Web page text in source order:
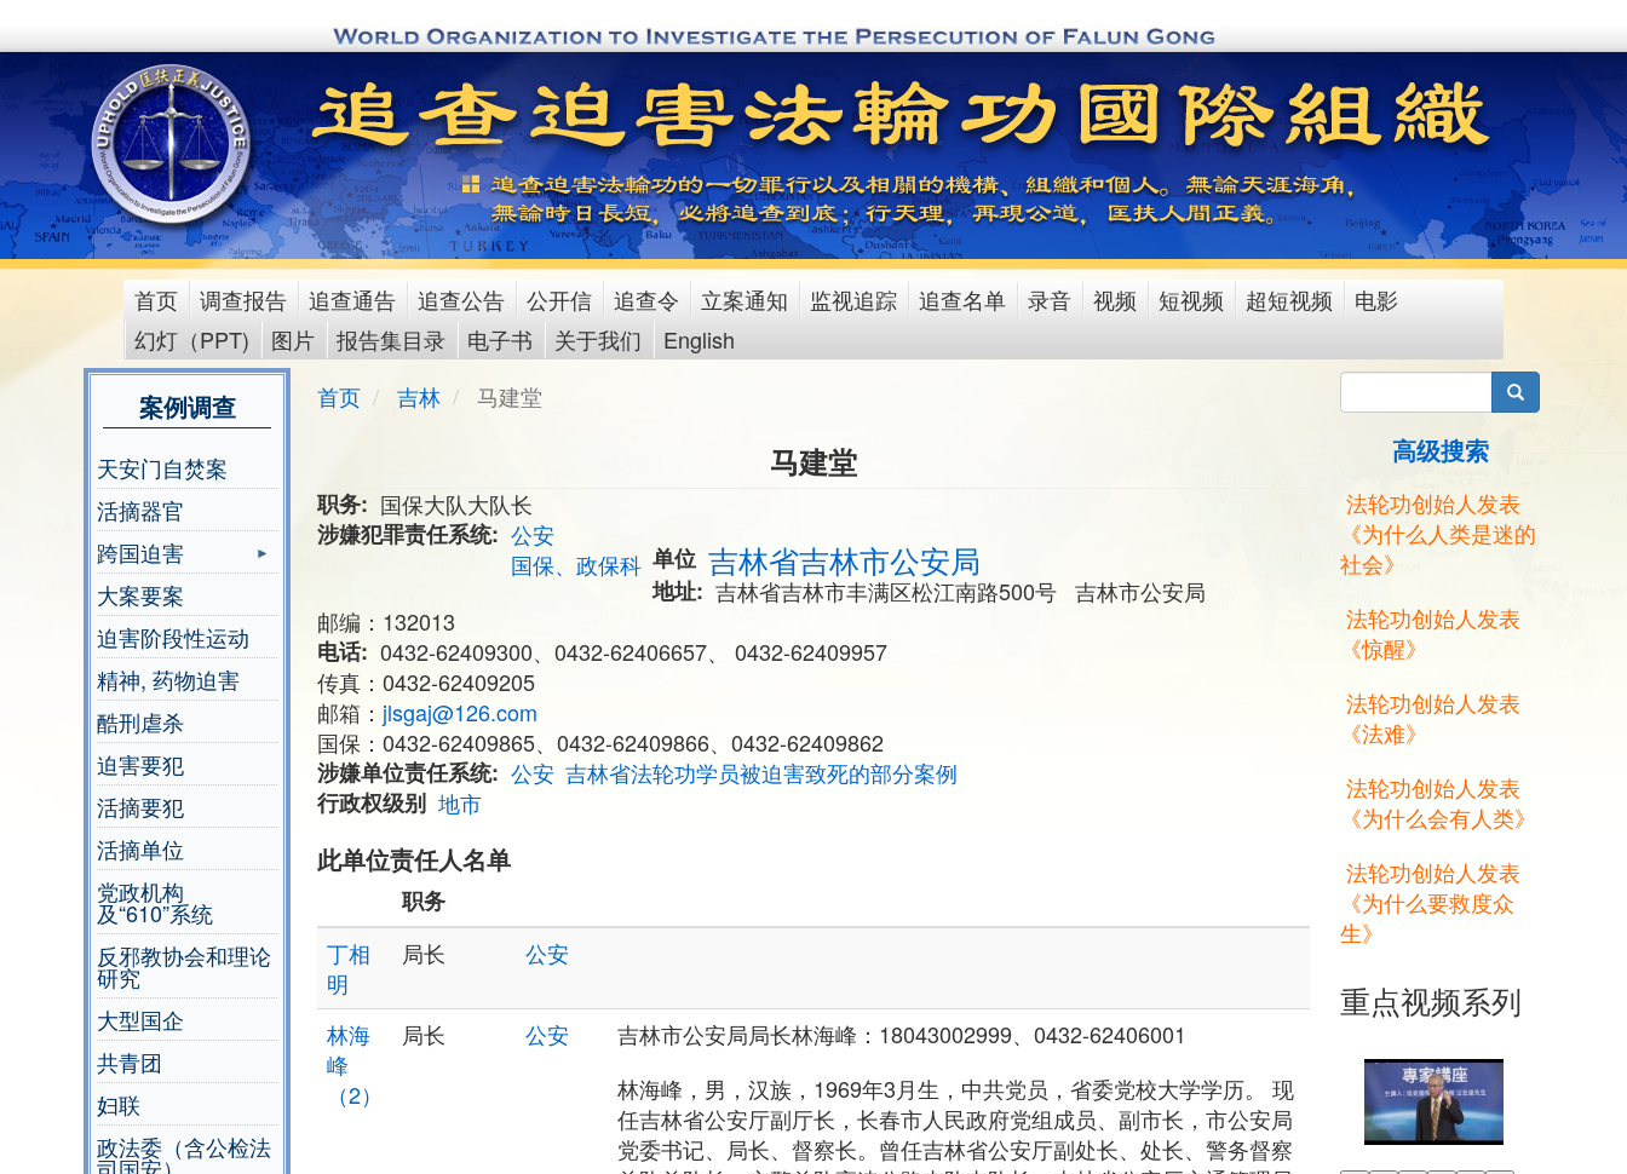
to
content
main
menu
首页 调查报告 追查通告 追查公告 公开信 追查令 立案通知 监视追踪 追查名单 录音 视频 短视频 超短视频
电影
幻灯（PPT)
图片 报告集目录 电子书 关于我们 English
案例调查
天安门自焚案
活摘器官
跨国迫害
大案要案
迫害阶段性运动
精神, 药物迫害
酷刑虐杀
迫害要犯
活摘要犯
活摘单位
党政机构
及“610”系统
反邪教协会和理论
研究
大型国企
共青团
妇联
政法委（含公检法
首页 吉林 马建堂
马建堂
职务
国保大队大队长
涉嫌犯罪责任系统
公安
国保、政保科 单位 吉林省吉林市公安局
地址
吉林省吉林市丰满区松江南路500号 吉林市公安局
邮编：132013
电话
0432-62409300、0432-62406657、 0432-62409957
传真：0432-62409205
邮箱： jlsgaj@126.com
国保：0432-62409865、0432-62409866、0432-62409862
涉嫌单位责任系统
公安 吉林省法轮功学员被迫害致死的部分案例
行政权级别 地市
此单位责任人名单
职务
丁相
明
局长 公安
林海
峰
（2）
局长 公安
吉林市公安局局长林海峰：18043002999、0432-62406001
林海峰，男，汉族，1969年3月生，中共党员，省委党校大学学历。 现
任吉林省公安厅副厅长，长春市人民政府党组成员、副市长，市公安局
党委书记、局长、督察长。曾任吉林省公安厅副处长、处长、警务督察
搜索
高级搜索
法轮功创始人发表
《为什么人类是迷的
社会》
法轮功创始人发表
《惊醒》
法轮功创始人发表
《法难》
法轮功创始人发表
《为什么会有人类》
法轮功创始人发表
《为什么要救度众
生》
重点视频系列